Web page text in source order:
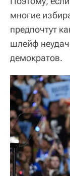
многие
предпочтут
шлейф
демократов.